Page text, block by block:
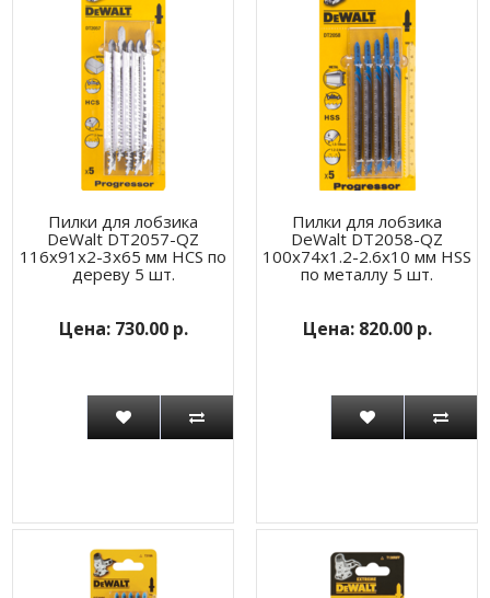
Пилки для лобзика
DeWalt DT2057-QZ
116х91х2-3х65 мм HCS по
дереву 5 шт.
730.00 р.
Пилки для лобзика
DeWalt DT2058-QZ
100х74х1.2-2.6х10 мм HSS
по металлу 5 шт.
820.00 р.